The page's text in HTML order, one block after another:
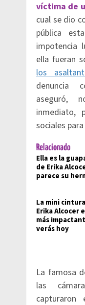
víctima de
cual se dio
pública
impotencia
ella fueran
los
denuncia
aseguró,
inmediato,
sociales
Relacionado
Ella es la
de Erika
parece su
La mini
Erika Alcocer
más
verás hoy
La famosa
las